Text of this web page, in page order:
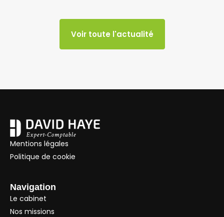
Voir toute l'actualité
Mentions légales
Politique de cookie
Navigation
Le cabinet
Nos missions